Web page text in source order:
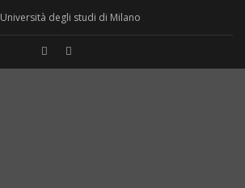
Università degli studi di Milano